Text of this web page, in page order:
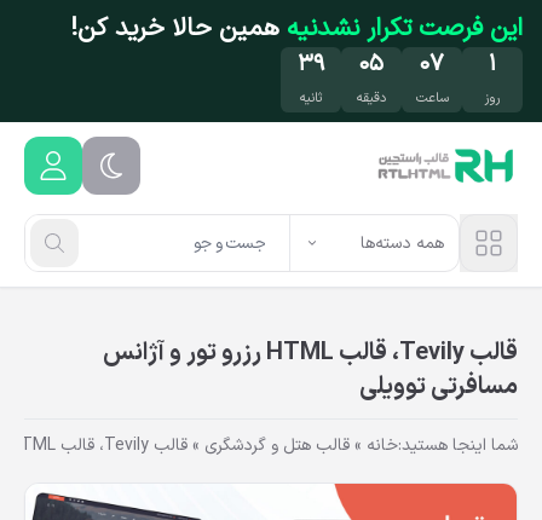
رفتن به محتوای اصلی
این فرصت تکرار نشدنیه همین حالا خرید کن!
۱
روز
۰۷
ساعت
۰۵
دقیقه
۳۸
ثانیه
همه دسته‌ها
قالب Tevily، قالب HTML رزرو تور و آژانس
مسافرتی توویلی
شما اینجا هستید:خانه »قالب هتل و گردشگری »قالب Tevily، قالب HTML رزرو تور و آژانس مسافرتی توویلی